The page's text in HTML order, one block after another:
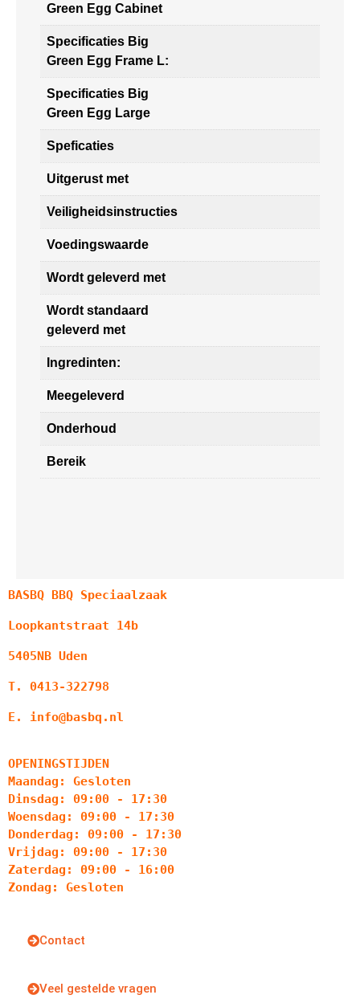
Green Egg Cabinet
Specificaties Big
Green Egg Frame L:
Specificaties Big
Green Egg Large
Speficaties
Uitgerust met
Veiligheidsinstructies
Voedingswaarde
Wordt geleverd met
Wordt standaard
geleverd met
Ingredinten:
Meegeleverd
Onderhoud
Bereik
BASBQ BBQ Speciaalzaak
Loopkantstraat 14b
5405NB Uden
T. 0413-322798
E. info@basbq.nl
OPENINGSTIJDEN
Maandag: Gesloten
Dinsdag: 09:00 - 17:30
Woensdag: 09:00 - 17:30
Donderdag: 09:00 - 17:30
Vrijdag: 09:00 - 17:30
Zaterdag: 09:00 - 16:00
Zondag: Gesloten
Contact
Veel gestelde vragen